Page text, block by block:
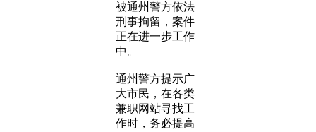
被通州警方依法
刑事拘留，案件
正在进一步工作
中。
通州警方提示广
大市民，在各类
兼职网站寻找工
作时，务必提高